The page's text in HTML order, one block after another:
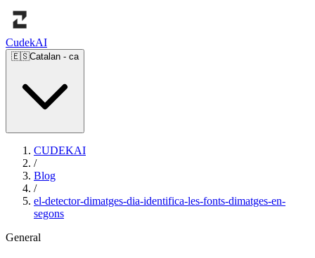
CudekAI
🇪🇸Catalan - ca
CUDEKAI
/
Blog
/
el-detector-dimatges-dia-identifica-les-fonts-dimatges-en-
segons
General